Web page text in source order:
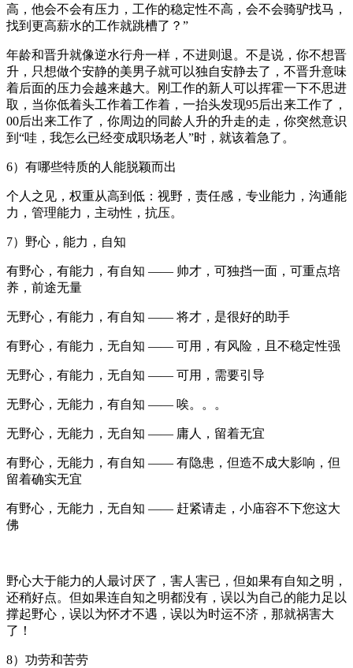
高，他会不会有压力，工作的稳定性不高，会不会骑驴找马，
找到更高薪水的工作就跳槽了？”
年龄和晋升就像逆水行舟一样，不进则退。不是说，你不想晋
升，只想做个安静的美男子就可以独自安静去了，不晋升意味
着后面的压力会越来越大。刚工作的新人可以挥霍一下不思进
取，当你低着头工作着工作着，一抬头发现95后出来工作了，
00后出来工作了，你周边的同龄人升的升走的走，你突然意识
到“哇，我怎么已经变成职场老人”时，就该着急了。
6）有哪些特质的人能脱颖而出
个人之见，权重从高到低：视野，责任感，专业能力，沟通能
力，管理能力，主动性，抗压。
7）野心，能力，自知
有野心，有能力，有自知 —— 帅才，可独挡一面，可重点培
养，前途无量
无野心，有能力，有自知 —— 将才，是很好的助手
有野心，有能力，无自知 —— 可用，有风险，且不稳定性强
无野心，有能力，无自知 —— 可用，需要引导
无野心，无能力，有自知 —— 唉。。。
无野心，无能力，无自知 —— 庸人，留着无宜
有野心，无能力，有自知 —— 有隐患，但造不成大影响，但
留着确实无宜
有野心，无能力，无自知 —— 赶紧请走，小庙容不下您这大
佛
野心大于能力的人最讨厌了，害人害已，但如果有自知之明，
还稍好点。但如果连自知之明都没有，误以为自己的能力足以
撑起野心，误以为怀才不遇，误以为时运不济，那就祸害大
了！
8）功劳和苦劳